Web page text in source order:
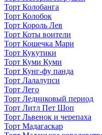
Торт Колобанга
Торт Колобок
Торт Король Лев
Торт Коты воители
Торт Кошечка Мари
Торт Кукутики
Торт Куми Куми
Торт Кунг-фу панда
Торт Лалалупси
Торт Лего
Торт Ледниковый период
Торт Литл Пет Шоп
Торт Львенок и черепаха
Торт Мадагаскар